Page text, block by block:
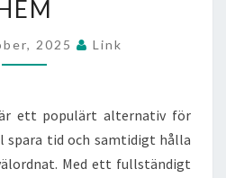
FÖR
ETT
RENT
2025 Link
ett populärt alternativ för
spara tid och samtidigt hålla
Med ett fullständigt